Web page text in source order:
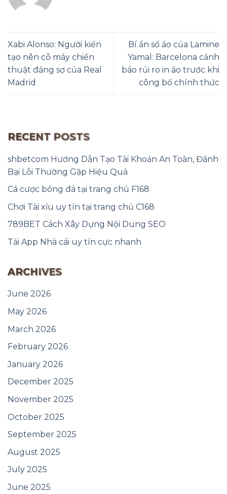
Xabi Alonso: Người kiến
tạo nên cỗ máy chiến
thuật đáng sợ của Real
Madrid
Bí ẩn số áo của Lamine
Yamal: Barcelona cảnh
báo rủi ro in áo trước khi
công bố chính thức
RECENT POSTS
shbetcom Hướng Dẫn Tạo Tài Khoản An Toàn, Đánh
Bại Lỗi Thường Gặp Hiệu Quả
Cá cược bóng đá tại trang chủ F168
Chơi Tài xỉu uy tín tại trang chủ C168
789BET Cách Xây Dựng Nội Dung SEO
Tải App Nhà cái uy tín cực nhanh
ARCHIVES
June 2026
May 2026
March 2026
February 2026
January 2026
December 2025
November 2025
October 2025
September 2025
August 2025
July 2025
June 2025